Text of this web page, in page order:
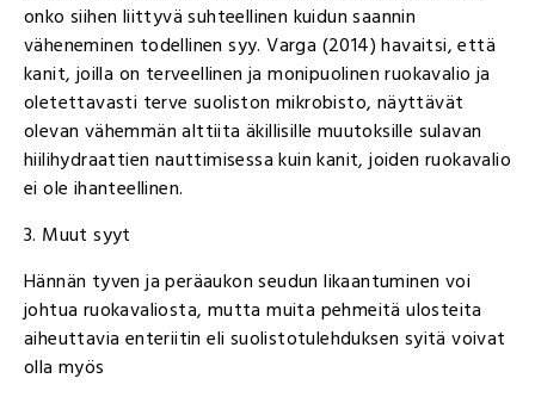
onko siihen liittyvä suhteellinen kuidun saannin
väheneminen todellinen syy. Varga (2014) havaitsi, että
kanit, joilla on terveellinen ja monipuolinen ruokavalio ja
oletettavasti terve suoliston mikrobisto, näyttävät
olevan vähemmän alttiita äkillisille muutoksille sulavan
hiilihydraattien nauttimisessa kuin kanit, joiden ruokavalio
ei ole ihanteellinen.
3. Muut syyt
Hännän tyven ja peräaukon seudun likaantuminen voi
johtua ruokavaliosta, mutta muita pehmeitä ulosteita
aiheuttavia enteriitin eli suolistotulehduksen syitä voivat
olla myös